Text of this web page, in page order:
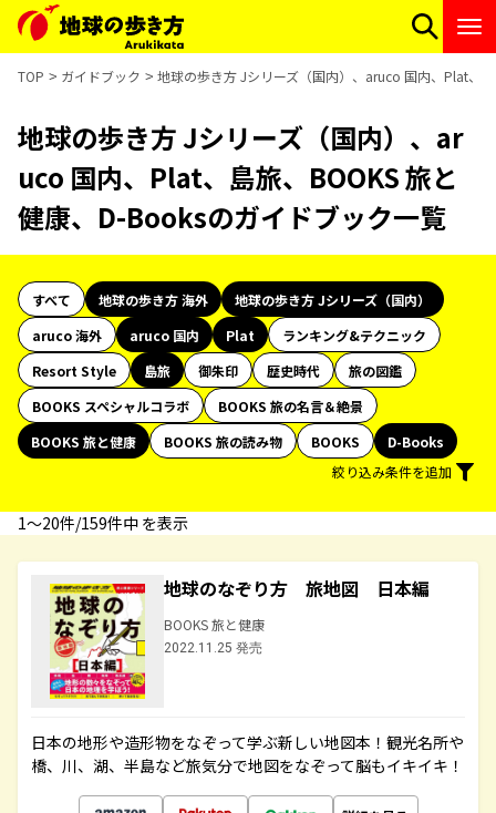
TOP ガイドブック 地球の歩き方 Jシリーズ（国内）、aruco 国内、Plat、
地球の歩き方 Jシリーズ（国内）、ar
uco 国内、Plat、島旅、BOOKS 旅と
健康、D-Booksのガイドブック一覧
すべて 地球の歩き方 海外
地球の歩き方 Jシリーズ（国内）
aruco 海外
aruco 国内 Plat
ランキング&テクニック
Resort Style
島旅 御朱印 歴史時代
旅の図鑑
BOOKS スペシャルコラボ
BOOKS 旅の名言＆絶景
BOOKS 旅と健康
BOOKS 旅の読み物 BOOKS
D-Books
絞り込み条件を追加
1〜20件/159件中 を表示
地球のなぞり方 旅地図 日本編
BOOKS 旅と健康
2022.11.25 発売
日本の地形や造形物をなぞって学ぶ新しい地図本！観光名所や
橋、川、湖、半島など旅気分で地図をなぞって脳もイキイキ！